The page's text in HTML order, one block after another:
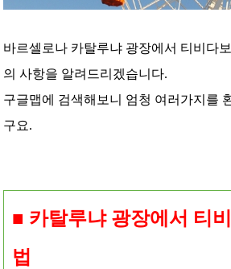
바르셀로나 카탈루냐 광장에서 티비다
의 사항을 알려드리겠습니다.
구글맵에 검색해보니 엄청 여러가지를
구요.
■ 카탈루냐 광장에서 티
법